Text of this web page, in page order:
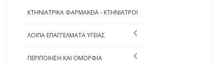
ΚΤΗΝΙΑΤΡΙΚΑ ΦΑΡΜΑΚΕΙΑ - ΚΤΗΝΙΑΤΡΟΙ
ΛΟΙΠΑ ΕΠΑΓΓΕΛΜΑΤΑ ΥΓΕΙΑΣ
ΠΕΡΙΠΟΙΗΣΗ ΚΑΙ ΟΜΟΡΦΙΑ